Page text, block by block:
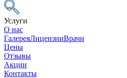
Услуги
О нас
ГалереяЛицензииВрачи
Цены
Отзывы
Акции
Контакты